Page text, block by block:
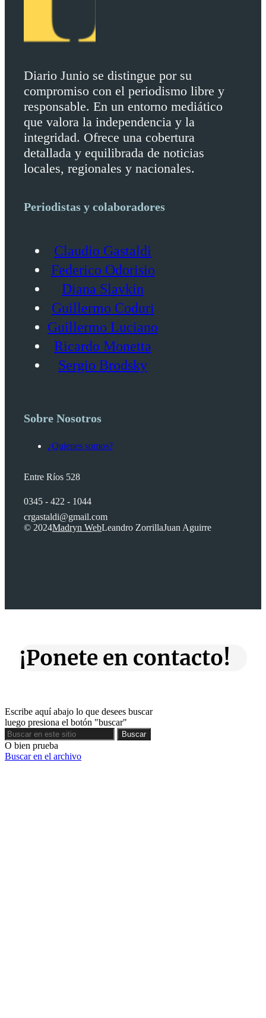
Diario Junio se distingue por su
compromiso con el periodismo libre y
responsable. En un entorno mediático
que valora la independencia y la
integridad. Ofrece una cobertura
detallada y equilibrada de noticias
locales, regionales y nacionales.
Periodistas y colaboradores
Claudio Gastaldi
Federico Odorisio
Diana Slavkin
Guillermo Coduri
Guillermo Luciano
Ricardo Monetta
Sergio Brodsky
Sobre Nosotros
¿Quienes somos?
Entre Ríos 528
0345 - 422 - 1044
crgastaldi@gmail.com
© 2024Madryn WebLeandro ZorrillaJuan Aguirre
¡Ponete en contacto!
Escribe aquí abajo lo que desees buscar
luego presiona el botón "buscar"
Buscar
Buscar
O bien prueba
Buscar en el archivo